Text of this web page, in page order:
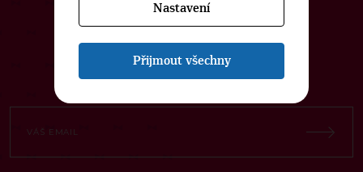
NEWSLETTER
Nastavení
Přijmout všechny